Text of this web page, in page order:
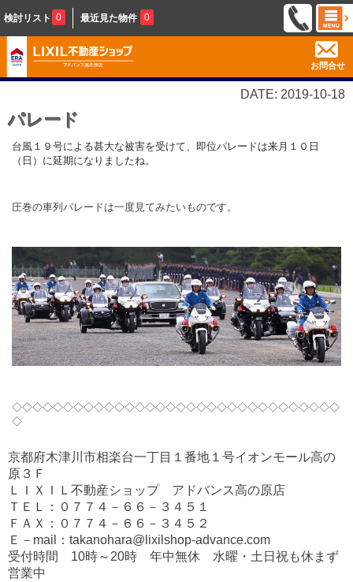
検討リスト 0 最近見た物件 0
お問合せ
DATE: 2019-10-18
パレード
台風１９号による甚大な被害を受けて、即位パレードは来月１０日
（日）に延期になりましたね。
圧巻の車列パレードは一度見てみたいものです。
◇◇◇◇◇◇◇◇◇◇◇◇◇◇◇◇◇◇◇◇◇◇◇◇◇◇◇◇◇◇◇◇
◇
京都府木津川市相楽台一丁目１番地１号イオンモール高の
原３Ｆ
ＬＩＸＩＬ不動産ショップ アドバンス高の原店
ＴＥＬ：０７７４－６６－３４５１
ＦＡＸ：０７７４－６６－３４５２
Ｅ－mail：takanohara@lixilshop-advance.com
受付時間 10時～20時 年中無休 水曜・土日祝も休まず
営業中